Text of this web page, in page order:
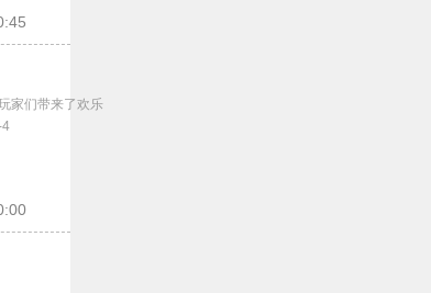
家们带来了欢乐
4